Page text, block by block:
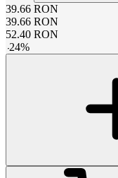
39.66 RON
39.66 RON
52.40 RON
-24%